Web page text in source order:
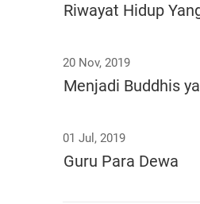
Riwayat Hidup
20 Nov, 2019
Menjadi Buddhis
01 Jul, 2019
Guru Para Dewa